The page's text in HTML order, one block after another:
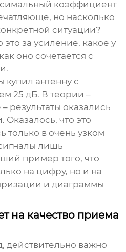
коэффициент
но насколько
ситуации?
за усиление, какое у
оно сочетается с
антенну с
25 дБ. В теории –
результаты оказались
что это
только в очень узком
лишь
пример того, что
на цифру, но и на
и диаграммы
на качество приема
действительно важно